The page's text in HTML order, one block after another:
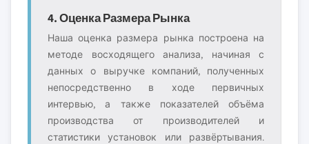
4. Оценка Размера Рынка
Наша оценка размера рынка построена на
методе восходящего анализа, начиная с
данных о выручке компаний, полученных
непосредственно в ходе первичных
интервью, а также показателей объёма
производства от производителей и
статистики установок или развёртывания.